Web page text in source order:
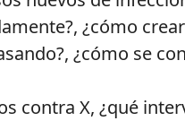
¿cómo
¿cómo se
contra X, ¿qué